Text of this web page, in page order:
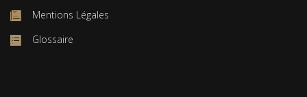
Mentions Légales
Glossaire